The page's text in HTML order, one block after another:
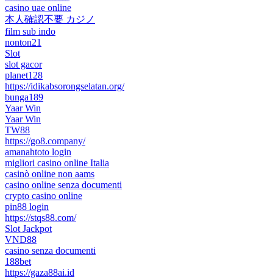
casino uae online
本人確認不要 カジノ
film sub indo
nonton21
Slot
slot gacor
planet128
https://idikabsorongselatan.org/
bunga189
Yaar Win
Yaar Win
TW88
https://go8.company/
amanahtoto login
migliori casino online Italia
casinò online non aams
casino online senza documenti
crypto casino online
pin88 login
https://stqs88.com/
Slot Jackpot
VND88
casino senza documenti
188bet
https://gaza88ai.id